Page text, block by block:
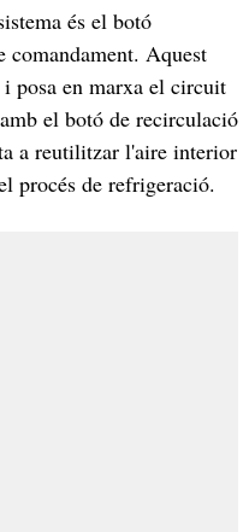
és el botó
Aquest
posa en marxa el circuit
el botó de recirculació
a reutilitzar l'aire interior
procés de refrigeració.